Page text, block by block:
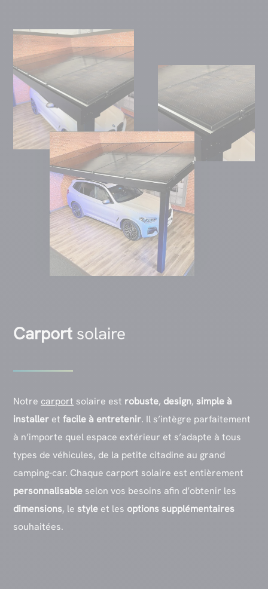
Carport solaire
Notre carport solaire est robuste, design, simple à
installer etfacile à entretenir. Il s’intègre parfaitement
à n’importe quel espace extérieur et s’adapte à tous
types de véhicules, de la petite citadine au grand
camping-car. Chaque carport solaire est entièrement
personnalisable selon vos besoins afin d’obtenir les
dimensions, le style et les options supplémentaires
souhaitées.